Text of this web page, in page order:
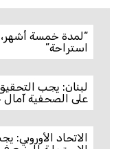
استراحة”
لبنان: يجب
على الصحفية آمال
الاتحاد الأوروبي: